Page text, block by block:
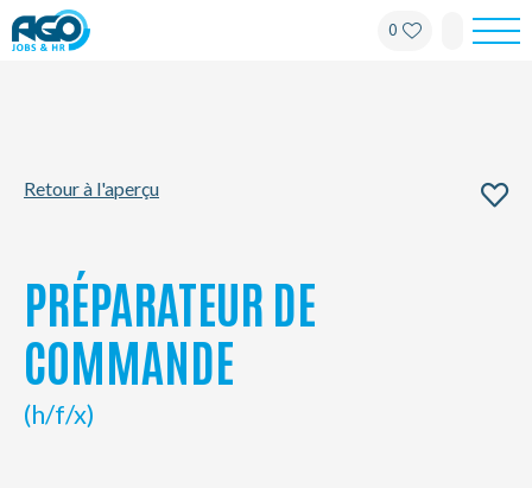
0
Nouvelles
Bureaux
Mon AGO
Retour à l'aperçu
PRÉPARATEUR DE
COMMANDE
(h/f/x)